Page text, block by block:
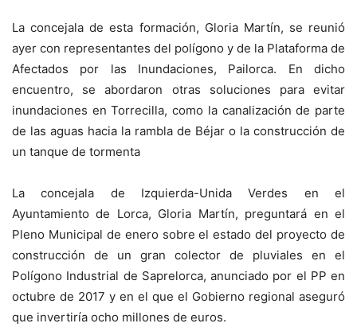
La concejala de esta formación, Gloria Martín, se reunió
ayer con representantes del polígono y de la Plataforma de
Afectados por las Inundaciones, Pailorca. En dicho
encuentro, se abordaron otras soluciones para evitar
inundaciones en Torrecilla, como la canalización de parte
de las aguas hacia la rambla de Béjar o la construcción de
un tanque de tormenta
La concejala de Izquierda-Unida Verdes en el
Ayuntamiento de Lorca, Gloria Martín, preguntará en el
Pleno Municipal de enero sobre el estado del proyecto de
construcción de un gran colector de pluviales en el
Polígono Industrial de Saprelorca, anunciado por el PP en
octubre de 2017 y en el que el Gobierno regional aseguró
que invertiría ocho millones de euros.